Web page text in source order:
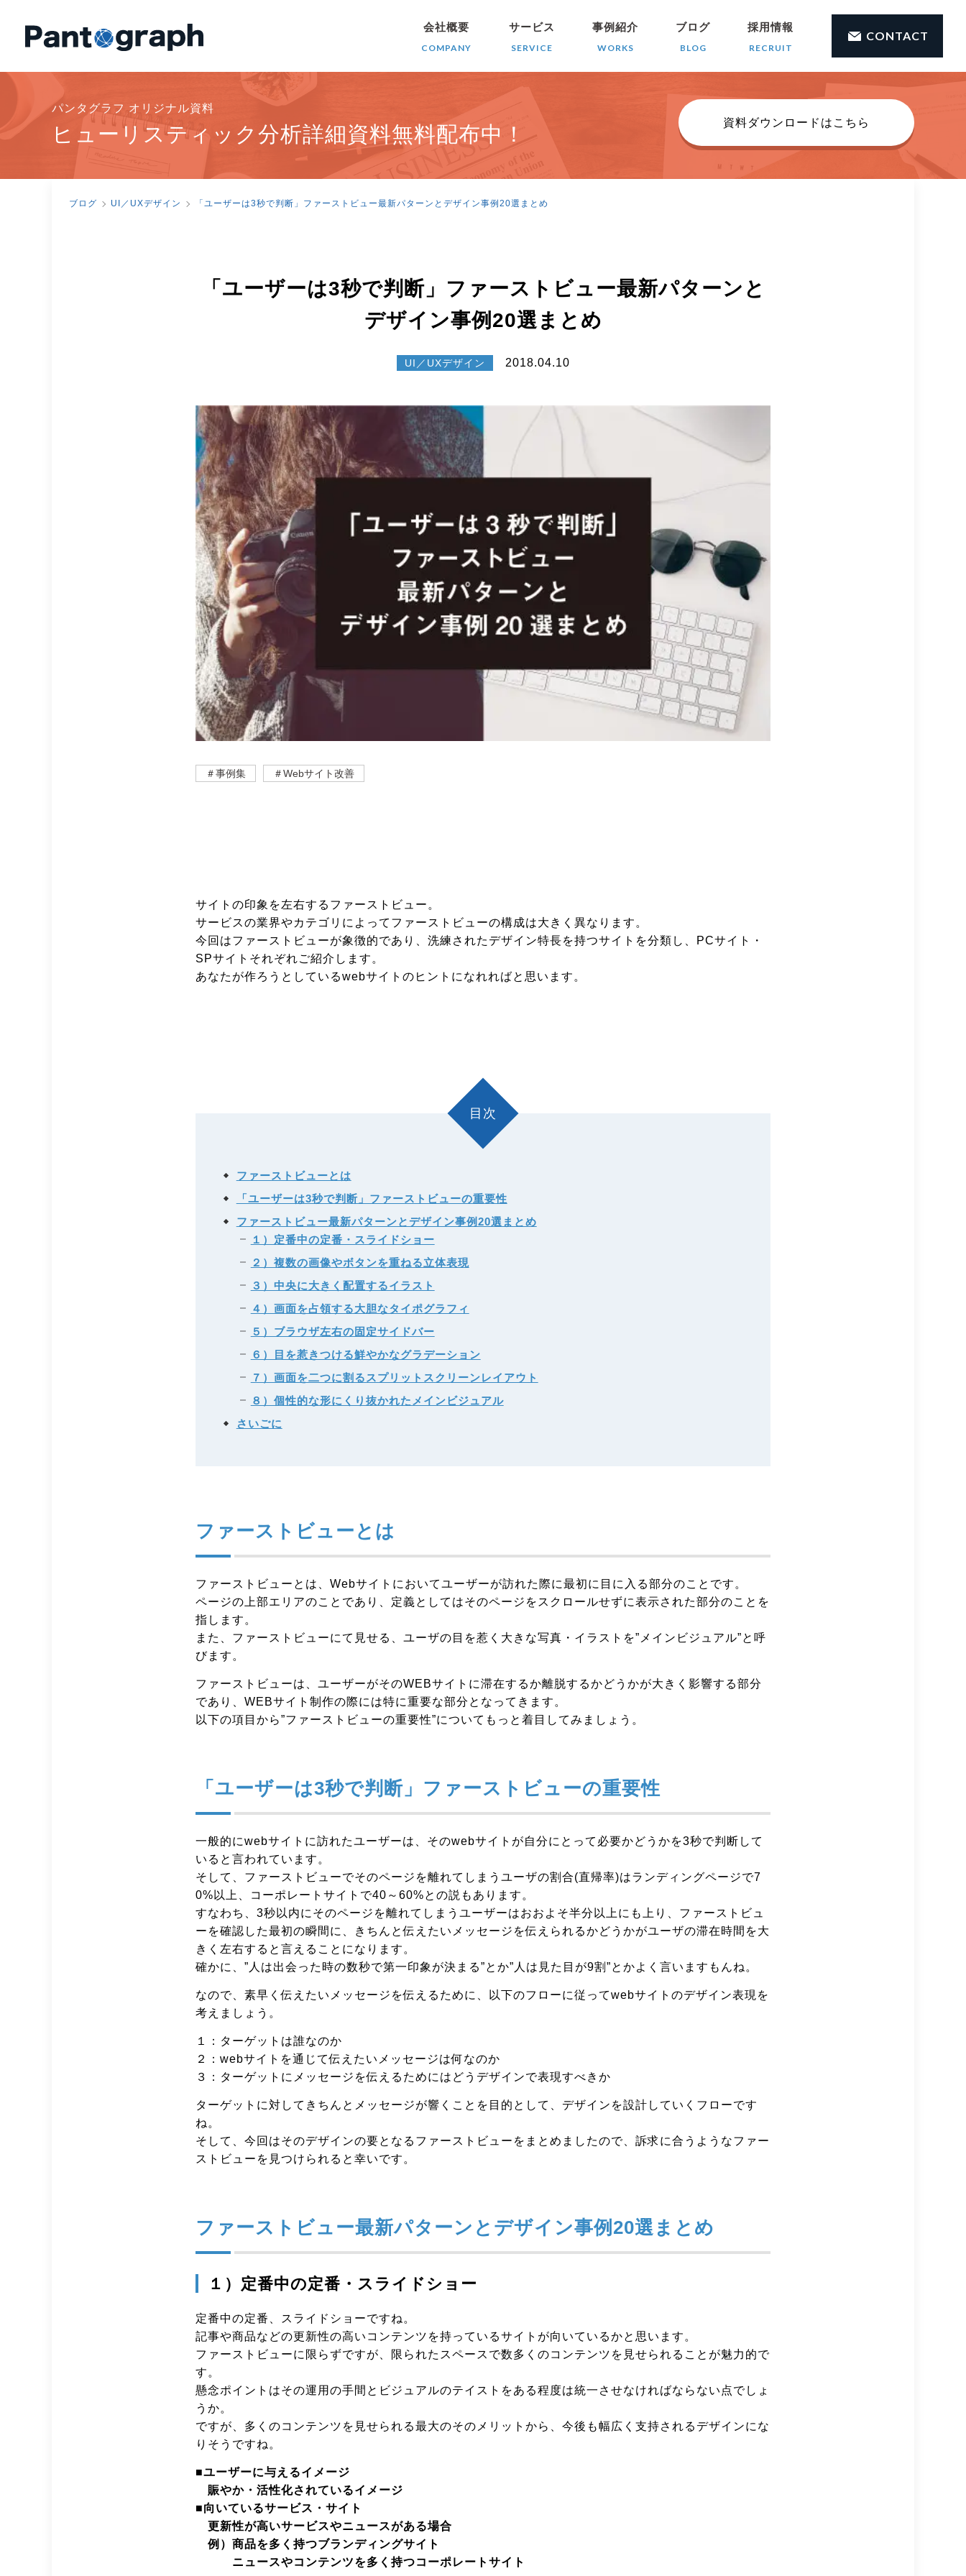
会社概要
COMPANY
サービス
SERVICE
事例紹介
WORKS
ブログ
BLOG
採用情報
RECRUIT
CONTACT
パンタグラフ オリジナル資料
ヒューリスティック分析詳細資料無料配布中！ 資料ダウンロードはこちら
ブログ UI／UXデザイン 「ユーザーは3秒で判断」ファーストビュー最新パターンとデザイン事例20選まとめ
「ユーザーは3秒で判断」ファーストビュー最新パターンと
デザイン事例20選まとめ
UI／UXデザイン 2018.04.10
＃事例集 ＃Webサイト改善
サイトの印象を左右するファーストビュー。
サービスの業界やカテゴリによってファーストビューの構成は大きく異なります。
今回はファーストビューが象徴的であり、洗練されたデザイン特長を持つサイトを分類し、PCサイト・
SPサイトそれぞれご紹介します。
あなたが作ろうとしているwebサイトのヒントになれればと思います。
目次
ファーストビューとは
「ユーザーは3秒で判断」ファーストビューの重要性
ファーストビュー最新パターンとデザイン事例20選まとめ
１）定番中の定番・スライドショー
２）複数の画像やボタンを重ねる立体表現
３）中央に大きく配置するイラスト
４）画面を占領する大胆なタイポグラフィ
５）ブラウザ左右の固定サイドバー
６）目を惹きつける鮮やかなグラデーション
７）画面を二つに割るスプリットスクリーンレイアウト
８）個性的な形にくり抜かれたメインビジュアル
さいごに
ファーストビューとは
ファーストビューとは、Webサイトにおいてユーザーが訪れた際に最初に目に入る部分のことです。
ページの上部エリアのことであり、定義としてはそのページをスクロールせずに表示された部分のことを
指します。
また、ファーストビューにて見せる、ユーザの目を惹く大きな写真・イラストを”メインビジュアル”と呼
びます。
ファーストビューは、ユーザーがそのWEBサイトに滞在するか離脱するかどうかが大きく影響する部分
であり、WEBサイト制作の際には特に重要な部分となってきます。
以下の項目から”ファーストビューの重要性”についてもっと着目してみましょう。
「ユーザーは3秒で判断」ファーストビューの重要性
一般的にwebサイトに訪れたユーザーは、そのwebサイトが自分にとって必要かどうかを3秒で判断して
いると言われています。
そして、ファーストビューでそのページを離れてしまうユーザの割合(直帰率)はランディングページで7
0%以上、コーポレートサイトで40～60%との説もあります。
すなわち、3秒以内にそのページを離れてしまうユーザーはおおよそ半分以上にも上り、ファーストビュ
ーを確認した最初の瞬間に、きちんと伝えたいメッセージを伝えられるかどうかがユーザの滞在時間を大
きく左右すると言えることになります。
確かに、”人は出会った時の数秒で第一印象が決まる”とか”人は見た目が9割”とかよく言いますもんね。
なので、素早く伝えたいメッセージを伝えるために、以下のフローに従ってwebサイトのデザイン表現を
考えましょう。
１：ターゲットは誰なのか
２：webサイトを通じて伝えたいメッセージは何なのか
３：ターゲットにメッセージを伝えるためにはどうデザインで表現すべきか
ターゲットに対してきちんとメッセージが響くことを目的として、デザインを設計していくフローです
ね。
そして、今回はそのデザインの要となるファーストビューをまとめましたので、訴求に合うようなファー
ストビューを見つけられると幸いです。
ファーストビュー最新パターンとデザイン事例20選まとめ
１）定番中の定番・スライドショー
定番中の定番、スライドショーですね。
記事や商品などの更新性の高いコンテンツを持っているサイトが向いているかと思います。
ファーストビューに限らずですが、限られたスペースで数多くのコンテンツを見せられることが魅力的で
す。
懸念ポイントはその運用の手間とビジュアルのテイストをある程度は統一させなければならない点でしょ
うか。
ですが、多くのコンテンツを見せられる最大のそのメリットから、今後も幅広く支持されるデザインにな
りそうですね。
■ユーザーに与えるイメージ
賑やか・活性化されているイメージ
■向いているサービス・サイト
更新性が高いサービスやニュースがある場合
例）商品を多く持つブランディングサイト
ニュースやコンテンツを多く持つコーポレートサイト